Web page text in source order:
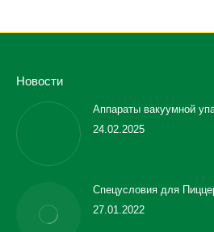
Новости
Аппараты вакуумной
24.02.2025
Спецусловия для
27.01.2022